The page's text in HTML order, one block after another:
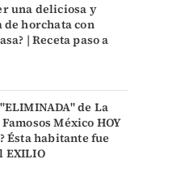
una deliciosa y
de horchata con
| Receta paso a
de La
México HOY
Ésta habitante fue
EXILIO